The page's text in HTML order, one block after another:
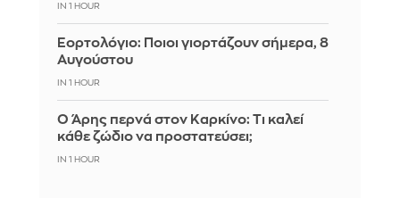
IN 1 HOUR
Εορτολόγιο: Ποιοι γιορτάζουν σήμερα, 8
Αυγούστου
IN 1 HOUR
Ο Άρης περνά στον Καρκίνο: Τι καλεί
κάθε ζώδιο να προστατεύσει;
IN 1 HOUR